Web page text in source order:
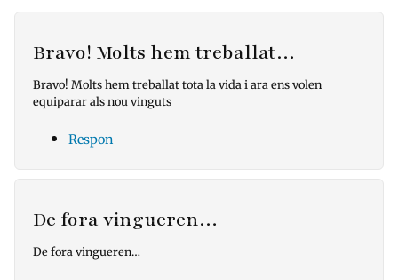
Bravo! Molts hem treballat…
Bravo! Molts hem treballat tota la vida i ara ens volen
equiparar als nou vinguts
Respon
De fora vingueren…
De fora vingueren…